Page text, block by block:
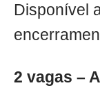
Disponível
2 vagas –